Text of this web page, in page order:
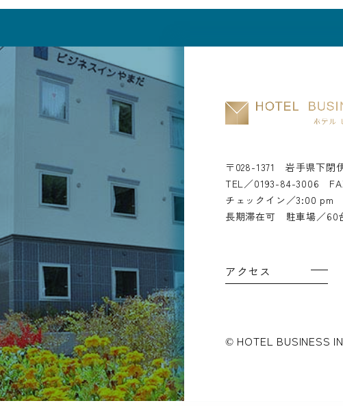
〒028-1371 岩手県下閉
TEL／0193-84-3006
チェックイン／3:00 pm
長期滞在可 駐車場／60
アクセス
© HOTEL BUSINESS